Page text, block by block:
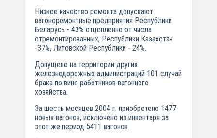
Низкое качество ремонта допускают
вагоноремонтные предприятия Республики
Беларусь - 43% отцепленно от числа
отремонтированных, Республики Казахстан
-37%, Литовской Республики - 24%.
Допущено на территории других
железнодорожных администраций 101 случай
брака по вине работников вагонного
хозяйства.
За шесть месяцев 2004 г. приобретено 1477
новых вагонов, исключено из инвентаря за
этот же период 5411 вагонов.